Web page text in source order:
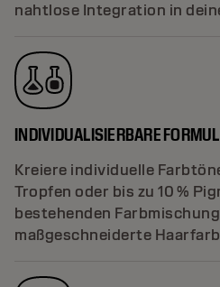
nahtlose Integration in
INDIVIDUALISIERBARE
Kreiere individuelle
Tropfen oder bis zu 10 %
bestehenden
maßgeschneiderte